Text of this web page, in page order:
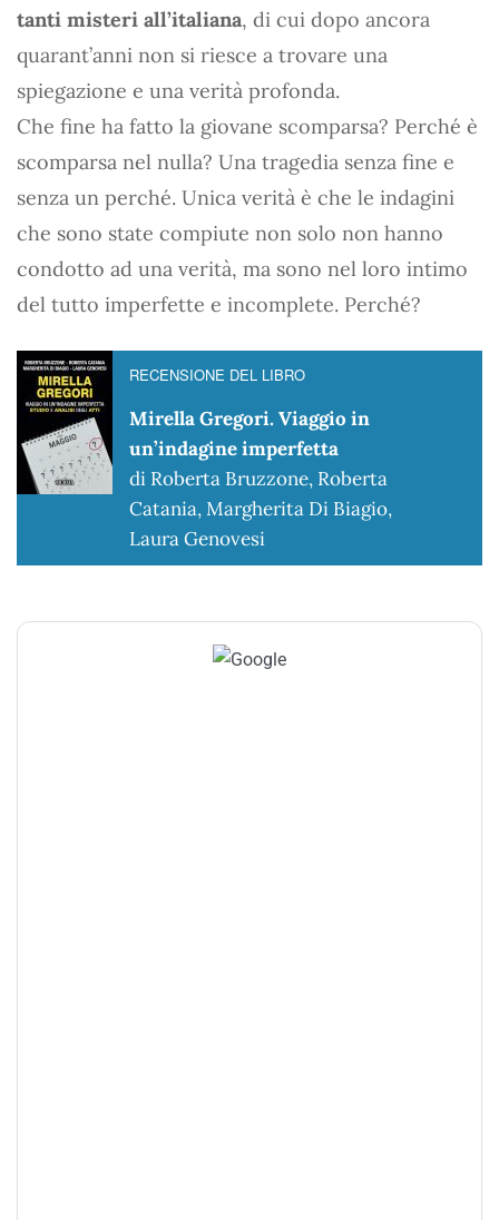
tanti misteri all’italiana, di cui dopo ancora
quarant’anni non si riesce a trovare una
spiegazione e una verità profonda.
Che fine ha fatto la giovane scomparsa? Perché è
scomparsa nel nulla? Una tragedia senza fine e
senza un perché. Unica verità è che le indagini
che sono state compiute non solo non hanno
condotto ad una verità, ma sono nel loro intimo
del tutto imperfette e incomplete. Perché?
RECENSIONE DEL LIBRO
Mirella Gregori. Viaggio in
un’indagine imperfetta
di Roberta Bruzzone, Roberta
Catania, Margherita Di Biagio,
Laura Genovesi